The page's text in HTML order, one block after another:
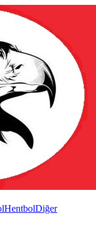
HentbolDiğer